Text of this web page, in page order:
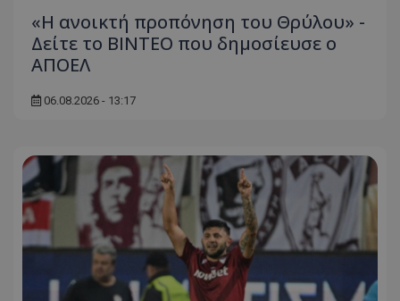
«Η ανοικτή προπόνηση του Θρύλου» -
Δείτε το ΒΙΝΤΕΟ που δημοσίευσε ο
ΑΠΟΕΛ
06.08.2026 - 13:17